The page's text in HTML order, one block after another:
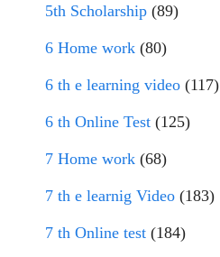
5th Scholarship (89)
6 Home work (80)
6 th e learning video (117)
6 th Online Test (125)
7 Home work (68)
7 th e learnig Video (183)
7 th Online test (184)